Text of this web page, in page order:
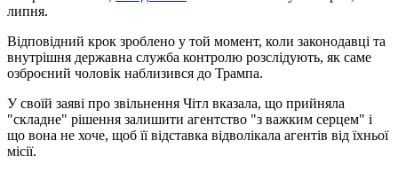
липня.
Відповідний крок зроблено у той момент, коли законодавці та
внутрішня державна служба контролю розслідують, як саме
озброєний чоловік наблизився до Трампа.
У своїй заяві про звільнення Чітл вказала, що прийняла
"складне" рішення залишити агентство "з важким серцем" і
що вона не хоче, щоб її відставка відволікала агентів від їхньої
місії.